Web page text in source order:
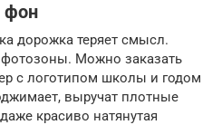
фон
дорожка теряет смысл.
Можно заказать
с логотипом школы и годом
выручат плотные
красиво натянутая